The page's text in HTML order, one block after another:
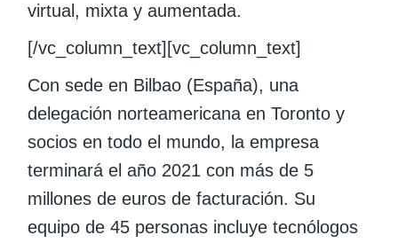
virtual, mixta y aumentada.
[/vc_column_text][vc_column_text]
Con sede en Bilbao (España), una
delegación norteamericana en Toronto y
socios en todo el mundo, la empresa
terminará el año 2021 con más de 5
millones de euros de facturación. Su
equipo de 45 personas incluye tecnólogos